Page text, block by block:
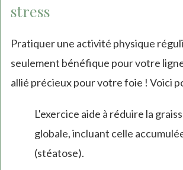
stress
Pratiquer une activité physique
seulement bénéfique pour votre
allié précieux pour votre foie ! Voici
L'exercice aide à réduire la
globale, incluant celle
(stéatose).